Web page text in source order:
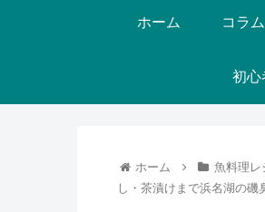
ホーム コラム
初心
ホーム 魚料理レ
し・茶漬けまで浜名湖の